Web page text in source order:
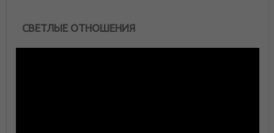
СВЕТЛЫЕ ОТНОШЕНИЯ